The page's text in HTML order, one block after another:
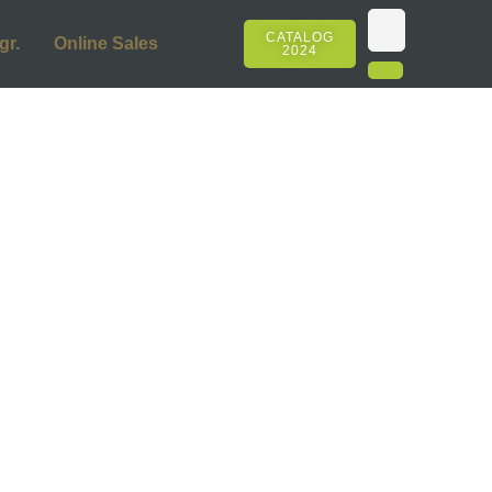
Online Sales
CATALOG
2024